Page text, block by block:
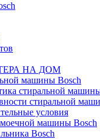
НА ДОМ
машины Bosch
стиральной
стиральной
условия
машины Bosch
Bosch